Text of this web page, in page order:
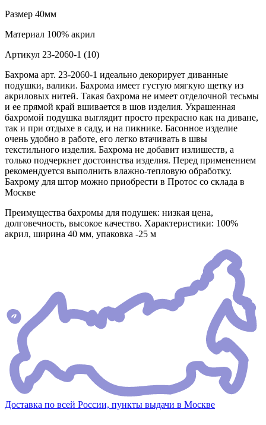
Размер 40мм
Материал 100% акрил
Артикул 23-2060-1 (10)
Бахрома арт. 23-2060-1 идеально декорирует диванные
подушки, валики. Бахрома имеет густую мягкую щетку из
акриловых нитей. Такая бахрома не имеет отделочной тесьмы
и ее прямой край вшивается в шов изделия. Украшенная
бахромой подушка выглядит просто прекрасно как на диване,
так и при отдыхе в саду, и на пикнике. Басонное изделие
очень удобно в работе, его легко втачивать в швы
текстильного изделия. Бахрома не добавит излишеств, а
только подчеркнет достоинства изделия. Перед применением
рекомендуется выполнить влажно-тепловую обработку.
Бахрому для штор можно приобрести в Протос со склада в
Москве
Преимущества бахромы для подушек: низкая цена,
долговечность, высокое качество. Характеристики: 100%
акрил, ширина 40 мм, упаковка -25 м
Доставка по всей России, пункты выдачи в Москве